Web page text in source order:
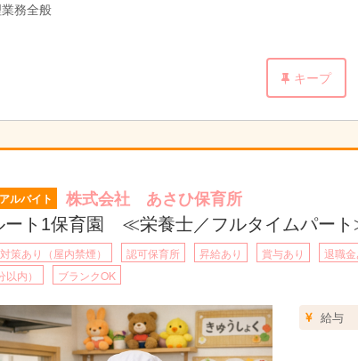
務全般
キープ
ルバイト 株式会社 あさひ保育所
ート1保育園 ≪栄養士／フルタイムパー
策あり（屋内禁煙） 認可保育所 昇給あり 賞与あり 退職金
内）
ブランクOK
給与